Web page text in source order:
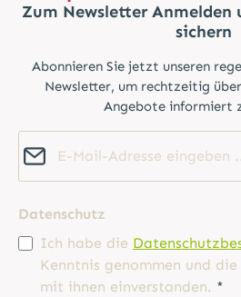
Zum Newsletter Anmelden
sichern
Abonnieren Sie jetzt unseren
Newsletter, um rechtzeitig
Angebote informiert
Datenschutz
Ich habe die
Kenntnis genommen und die
mit ihnen einverstanden. *